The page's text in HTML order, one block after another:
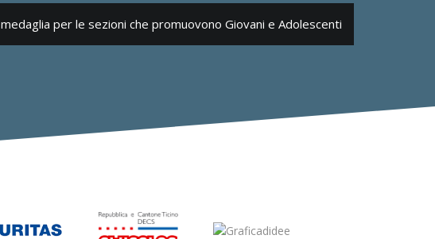
per le sezioni che promuovono Giovani e Adolescenti